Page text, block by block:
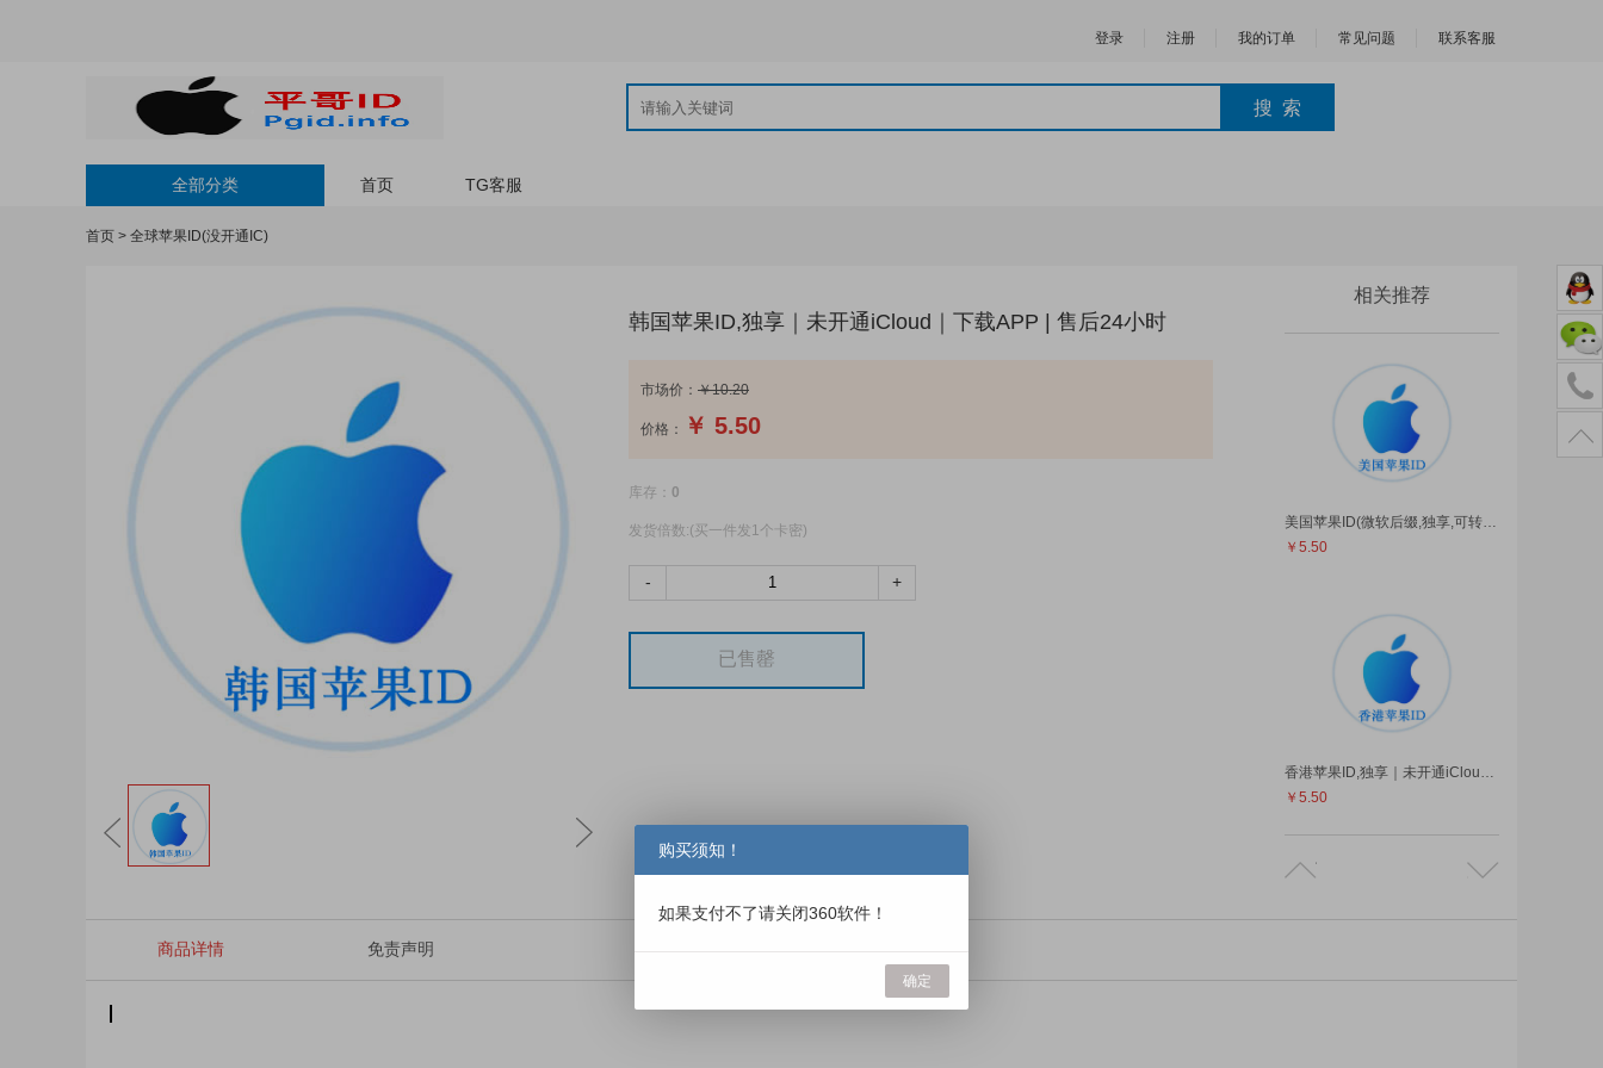
登录 注册 我的订单 常见问题 联系客服
全部分类 首页 TG客服
首页 > 全球苹果ID(没开通IC)
韩国苹果ID,独享｜未开通iCloud｜下载APP | 售后24小时
市场价： ￥10.20
价格： ￥ 5.50
库存： 0
发货倍数:(买一件发1个卡密)
- +
已售罄
相关推荐
美国苹果ID(微软后缀,独享,可转区)｜未开通iCloud｜可下载APP | 售后24小时
￥5.50
香港苹果ID,独享｜未开通iCloud｜下载APP | 售后24小时
￥5.50
商品详情 免责声明
购买须知！
如果支付不了请关闭360软件！
确定